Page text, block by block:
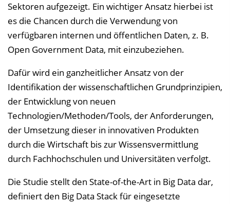
Sektoren aufgezeigt. Ein wichtiger Ansatz hierbei ist
es die Chancen durch die Verwendung von
verfügbaren internen und öffentlichen Daten, z. B.
Open Government Data, mit einzubeziehen.
Dafür wird ein ganzheitlicher Ansatz von der
Identifikation der wissenschaftlichen Grundprinzipien,
der Entwicklung von neuen
Technologien/Methoden/Tools, der Anforderungen,
der Umsetzung dieser in innovativen Produkten
durch die Wirtschaft bis zur Wissensvermittlung
durch Fachhochschulen und Universitäten verfolgt.
Die Studie stellt den State-of-the-Art in Big Data dar,
definiert den Big Data Stack für eingesetzte